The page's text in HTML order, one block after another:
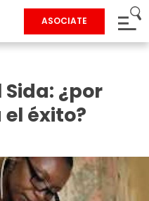
ASOCIATE
¿por
éxito?